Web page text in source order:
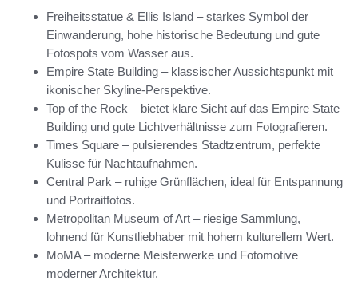
Freiheitsstatue & Ellis Island – starkes Symbol der
Einwanderung, hohe historische Bedeutung und gute
Fotospots vom Wasser aus.
Empire State Building – klassischer Aussichtspunkt mit
ikonischer Skyline-Perspektive.
Top of the Rock – bietet klare Sicht auf das Empire State
Building und gute Lichtverhältnisse zum Fotografieren.
Times Square – pulsierendes Stadtzentrum, perfekte
Kulisse für Nachtaufnahmen.
Central Park – ruhige Grünflächen, ideal für Entspannung
und Portraitfotos.
Metropolitan Museum of Art – riesige Sammlung,
lohnend für Kunstliebhaber mit hohem kulturellem Wert.
MoMA – moderne Meisterwerke und Fotomotive
moderner Architektur.